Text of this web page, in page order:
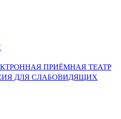
ПРИЁМНАЯ ТЕАТР
ДЛЯ СЛАБОВИДЯЩИХ